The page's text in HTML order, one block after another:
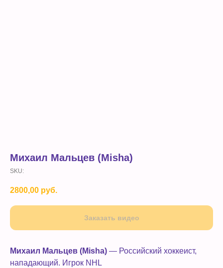
Михаил Мальцев (Misha)
SKU:
2800,00 руб.
Заказать видео
Михаил Мальцев (Misha) — Российский хоккеист,
нападающий. Игрок NHL